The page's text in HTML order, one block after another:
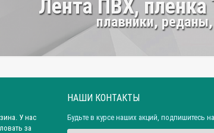
Лента ПВХ,
плавники,
У нас
за
НАШИ КОНТАКТЫ
Будьте в курсе наших акций, подпишитесь